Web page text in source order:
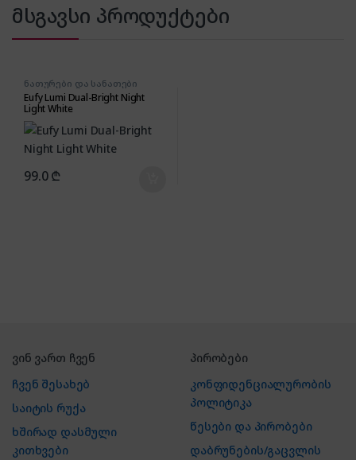
მსგავსი პროდუქტები
ნათურები და სანათები
Eufy Lumi Dual-Bright Night
Light White
99.0₾
ვინ ვართ ჩვენ
ჩვენ შესახებ
საიტის რუქა
ხშირად დასმული
კითხვები
პირობები
კონფიდენციალურობის
პოლიტიკა
წესები და პირობები
დაბრუნების/გაცვლის